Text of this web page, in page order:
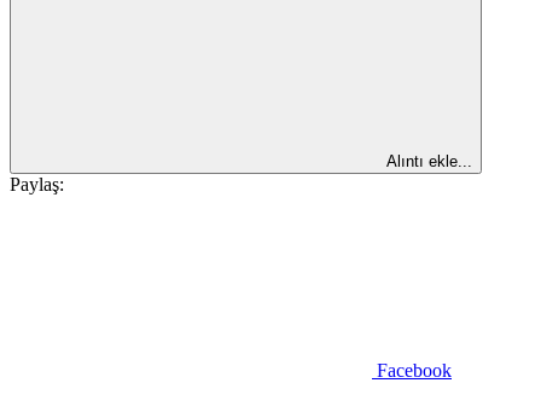
Alıntı ekle...
Paylaş:
Facebook